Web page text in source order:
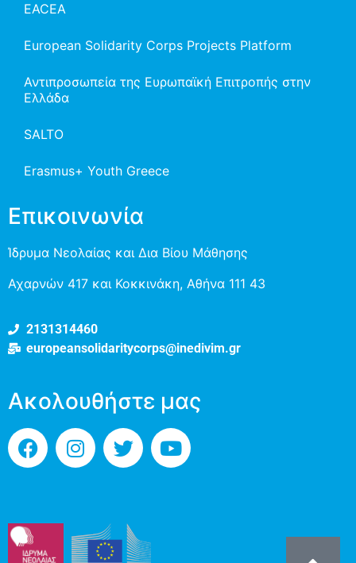
EACEA
European Solidarity Corps Projects Platform
Αντιπροσωπεία της Ευρωπαϊκή Επιτροπής στην
Ελλάδα
SALTO
Erasmus+ Youth Greece
Επικοινωνία
Ίδρυμα Νεολαίας και Δια Βίου Μάθησης
Αχαρνών 417 και Κοκκινάκη, Αθήνα 111 43
2131314460
europeansolidaritycorps@inedivim.gr
Ακολουθήστε μας